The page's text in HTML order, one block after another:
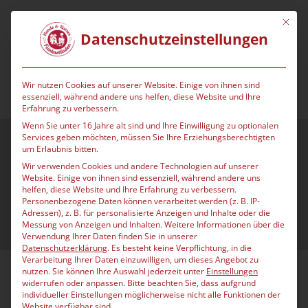
Ratgeber
Eigenmarke Nestos
Dürfen Katzen
Mit
Datenschutzeinstellungen
Wir nutzen Cookies auf unserer Website. Einige von ihnen sind
essenziell, während andere uns helfen, diese Website und Ihre
Erfahrung zu verbessern.
Wenn Sie unter 16 Jahre alt sind und Ihre Einwilligung zu optionalen
Services geben möchten, müssen Sie Ihre Erziehungsberechtigten
um Erlaubnis bitten.
Wir verwenden Cookies und andere Technologien auf unserer
Website. Einige von ihnen sind essenziell, während andere uns
helfen, diese Website und Ihre Erfahrung zu verbessern.
Personenbezogene Daten können verarbeitet werden (z. B. IP-
Adressen), z. B. für personalisierte Anzeigen und Inhalte oder die
Messung von Anzeigen und Inhalten.Weitere Informationen über die
Verwendung Ihrer Daten finden Sie in unserer
Datenschutzerklärung. Es besteht keine Verpflichtung, in die
Verarbeitung Ihrer Daten einzuwilligen, um dieses Angebot zu
nutzen.Sie können Ihre Auswahl jederzeit unter Einstellungen
widerrufen oder anpassen. Bitte beachten Sie, dass aufgrund
individueller Einstellungen möglicherweise nicht alle Funktionen der